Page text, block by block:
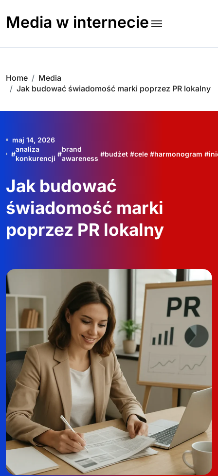
content
Media w internecie
Home
Media
Jak budować świadomość marki poprzez PR lokalny
maj 14, 2026
#
analiza
konkurencji
#
brand
awareness
#budżet #cele #harmonogram #
Jak budować
świadomość marki
poprzez PR lokalny